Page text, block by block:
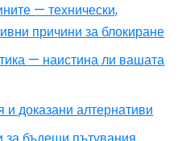
— технически,
причини за блокиране
— наистина ли вашата
доказани алтернативи